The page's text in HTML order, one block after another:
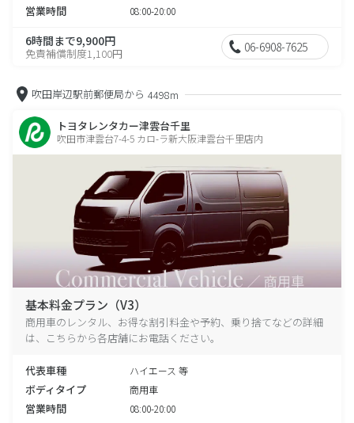
営業時間 08:00-20:00
6時間まで9,900円
免責補償制度1,100円 06-6908-7625
吹田岸辺駅前郵便局から 4498m
トヨタレンタカー津雲台千里
吹田市津雲台7-4-5 カロ-ラ新大阪津雲台千里店内
基本料金プラン（V3）
商用車のレンタル、お得な割引料金や予約、乗り捨てなどの詳細
は、こちらから各店舗にお電話ください。
代表車種 ハイエース 等
ボディタイプ 商用車
営業時間 08:00-20:00